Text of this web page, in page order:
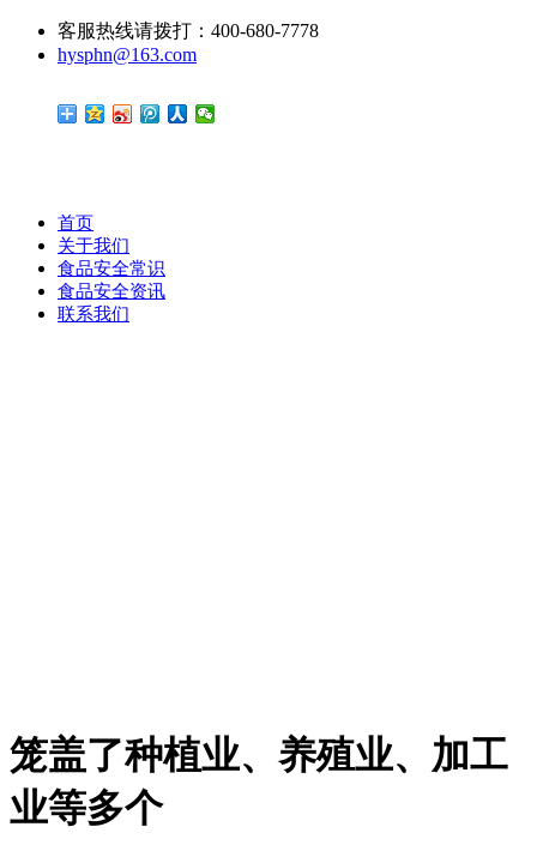
客服热线请拨打：400-680-7778
hysphn@163.com
首页
关于我们
食品安全常识
食品安全资讯
联系我们
笼盖了种植业、养殖业、加工
业等多个